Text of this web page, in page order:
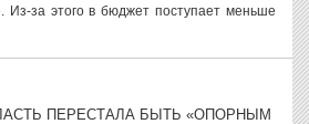
Из-за этого в бюджет поступает меньше
ПЕРЕСТАЛА БЫТЬ «ОПОРНЫМ